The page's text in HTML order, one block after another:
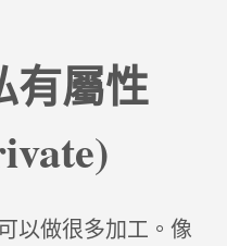
有屬性
以做很多加工。像